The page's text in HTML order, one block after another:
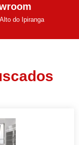
do Ipiranga